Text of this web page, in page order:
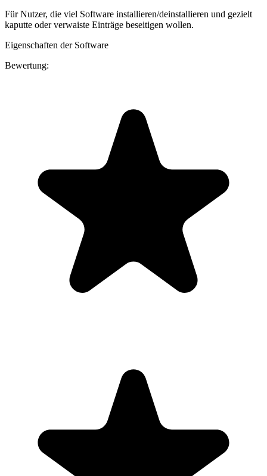
Für Nutzer, die viel Software installieren/deinstallieren und gezielt
kaputte oder verwaiste Einträge beseitigen wollen.
Eigenschaften der Software
Bewertung: